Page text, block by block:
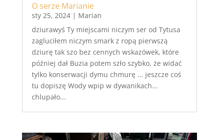
O serze Marianie
sty 25, 2024| Marian
dziurawyś Ty miejscami niczym ser od Tytusa
zagluciłem niczym smark z ropą pierwszą
dziurę tak szo bez cennych wskazówek, które
później dał Buzia potem szło szybko, że widać
tylko konserwacji dymu chmurę ... jeszcze coś
tu dopiszę Wody wpip w dywanikach...
chlupało...